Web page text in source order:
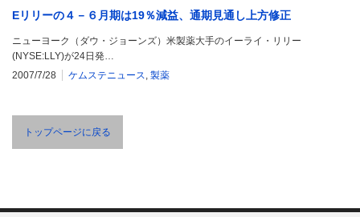
Eリリーの４－６月期は19％減益、通期見通し上方修正
ニューヨーク（ダウ・ジョーンズ）米製薬大手のイーライ・リリー
(NYSE:LLY)が24日発…
2007/7/28
ケムステニュース, 製薬
トップページに戻る